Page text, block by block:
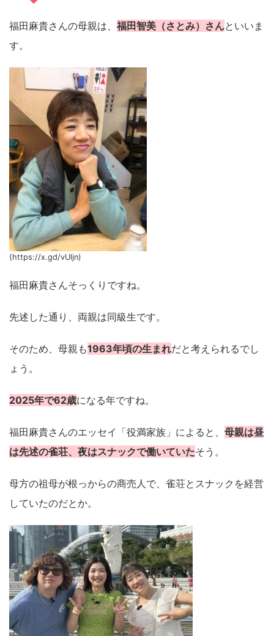
福田麻貴さんの母親は、 福田智美（さとみ）さんといいま
す。
(https://x.gd/vUljn)
福田麻貴さんそっくりですね。
先述した通り、両親は同級生です。
そのため、母親も1963年頃の生まれだと考えられるでし
ょう。
2025年で62歳になる年ですね。
福田麻貴さんのエッセイ「役満家族」によると、 母親は昼
は先述の雀荘、夜はスナックで働いていたそう。
母方の祖母が根っからの商売人で、雀荘とスナックを経営
していたのだとか。